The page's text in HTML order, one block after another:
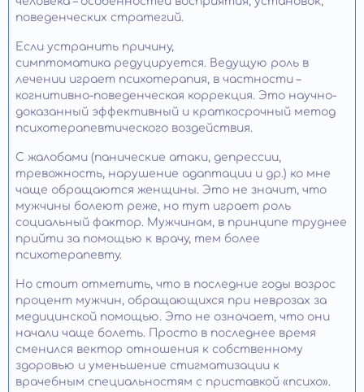
поведенческих стратегий.
Если устранить причину,
симптоматика редуцируется. Ведущую роль в
лечении играет психотерапия, в частности –
когнитивно-поведенческая коррекция. Это научно-
доказанный эффективный и краткосрочный метод
психотерапевтического воздействия.
С жалобами (панические атаки, депрессии,
тревожность, нарушение адаптации и др.) ко мне
чаще обращаются женщины. Это не значит, что
мужчины болеют реже, но тут играет роль
социальный фактор. Мужчинам, в принципе труднее
прийти за помощью к врачу, тем более
психотерапевту.
Но стоит отметить, что в последние годы возрос
процент мужчин, обращающихся при неврозах за
медицинской помощью. Это не означает, что они
начали чаще болеть. Просто в последнее время
сменился вектор отношения к собственному
здоровью и уменьшение стигматизации к
врачебным специальностям с приставкой «психо».